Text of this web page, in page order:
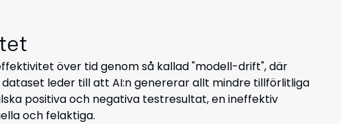
över tid genom så kallad "modell-drift", där
leder till att AI:n genererar allt mindre tillförlitliga
positiva och negativa testresultat, en ineffektiv
och felaktiga.